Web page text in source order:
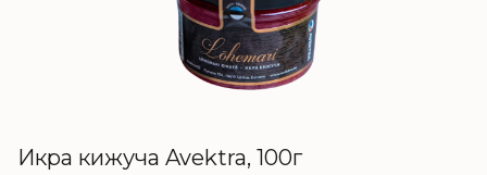
Икра кижуча Avektra, 100г